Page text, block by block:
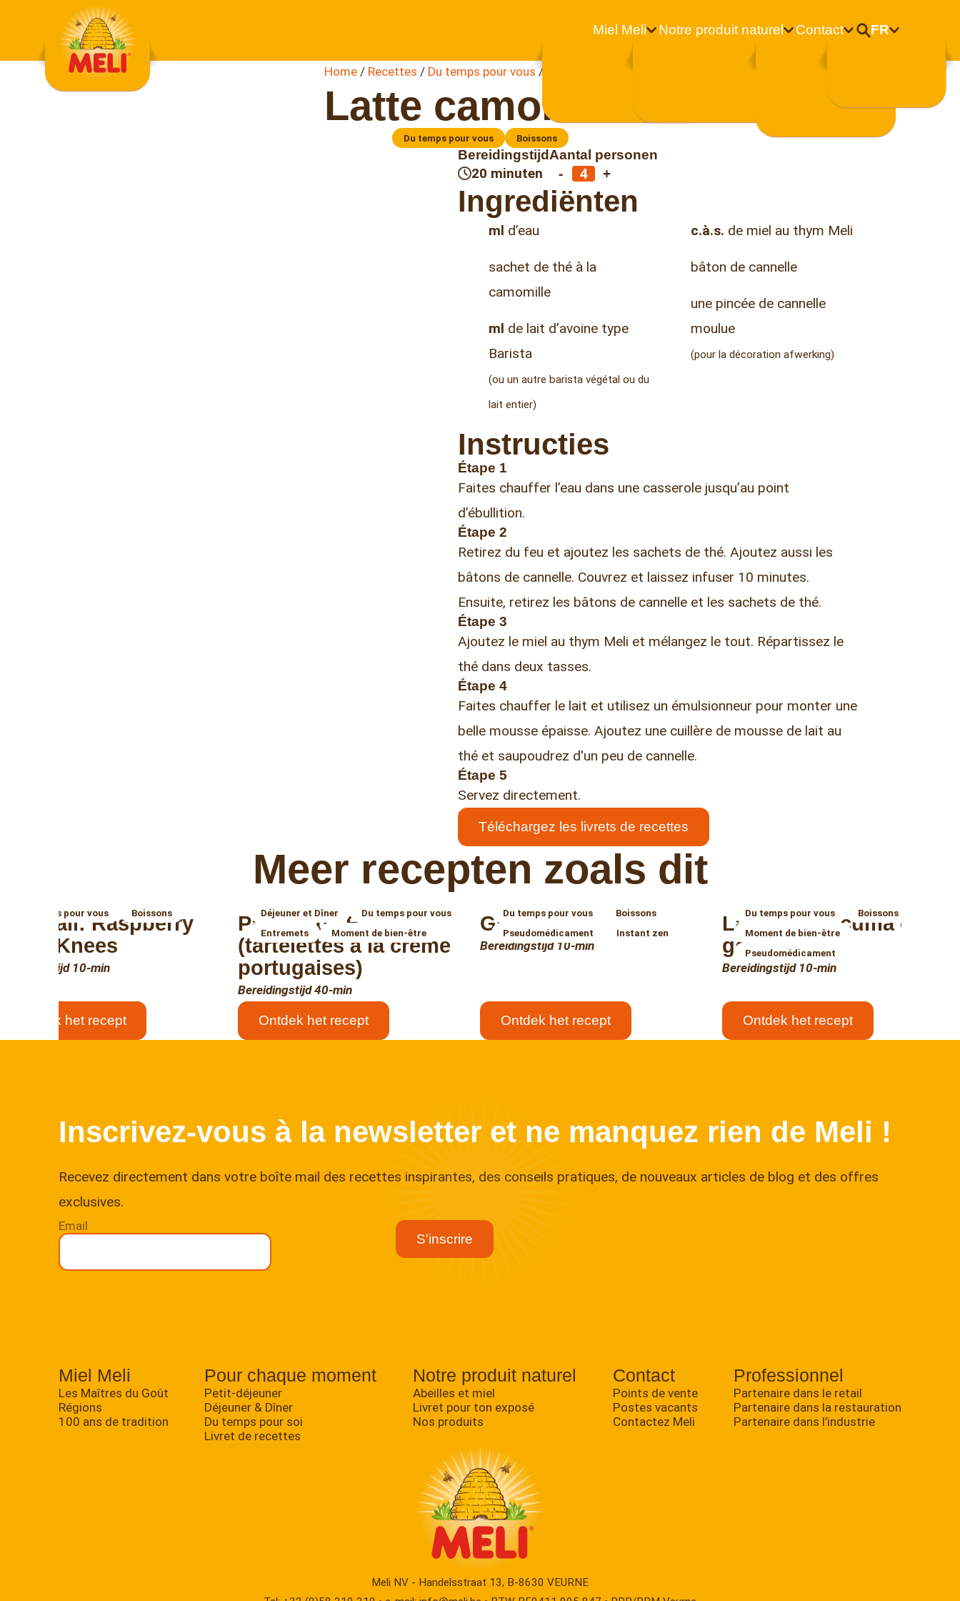
Miel Meli Notre produit naturel Contact FR
Home / Recettes / Du temps pour vous / Latte camomille
Latte camomille
Du temps pour vous Boissons
Bereidingstijd
20 minuten
Aantal personen
- +
Ingrediënten
ml d’eau
sachet de thé à la
camomille
ml de lait d’avoine type
Barista
(ou un autre barista végétal ou du
lait entier)
c.à.s. de miel au thym Meli
bâton de cannelle
une pincée de cannelle
moulue
(pour la décoration afwerking)
Instructies
Étape 1
Faites chauffer l’eau dans une casserole jusqu’au point
d’ébullition.
Étape 2
Retirez du feu et ajoutez les sachets de thé. Ajoutez aussi les
bâtons de cannelle. Couvrez et laissez infuser 10 minutes.
Ensuite, retirez les bâtons de cannelle et les sachets de thé.
Étape 3
Ajoutez le miel au thym Meli et mélangez le tout. Répartissez le
thé dans deux tasses.
Étape 4
Faites chauffer le lait et utilisez un émulsionneur pour monter une
belle mousse épaisse. Ajoutez une cuillère de mousse de lait au
thé et saupoudrez d'un peu de cannelle.
Étape 5
Servez directement.
Téléchargez les livrets de recettes
Meer recepten zoals dit
Raspberry
Knees
10-min
Ontdek het recept
Du temps pour vous Boissons
Pastéis de Belém
(tartelettes à la crème
portugaises)
Bereidingstijd 40-min
Ontdek het recept
Déjeuner et Dîner
Du temps pour vous
Entremets
Moment de bien-être Golden Tea
Bereidingstijd 10-min
Ontdek het recept
Du temps pour vous
Boissons
Pseudomédicament
Instant zen
Latte au curcuma ou
golden milk
Bereidingstijd 10-min
Ontdek het recept
Du temps pour vous
Boissons
Moment de bien-être
Pseudomédicament
Inscrivez-vous à la newsletter et ne manquez rien de Meli !
Recevez directement dans votre boîte mail des recettes inspirantes, des conseils pratiques, de nouveaux articles de blog et des offres
exclusives.
Email
Miel Meli
Les Maîtres du Goût
Régions
100 ans de tradition
Pour chaque moment
Petit-déjeuner
Déjeuner & Dîner
Du temps pour soi
Livret de recettes
Notre produit naturel
Abeilles et miel
Livret pour ton exposé
Nos produits
Contact
Points de vente
Postes vacants
Contactez Meli
Professionnel
Partenaire dans le retail
Partenaire dans la restauration
Partenaire dans l’industrie
Meli NV - Handelsstraat 13, B-8630 VEURNE